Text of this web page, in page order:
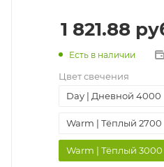
1 821.88
Есть в наличии
Цвет свечения
Day | Дневной 4000
Warm | Тёплый 2700
Warm | Тёплый 3000